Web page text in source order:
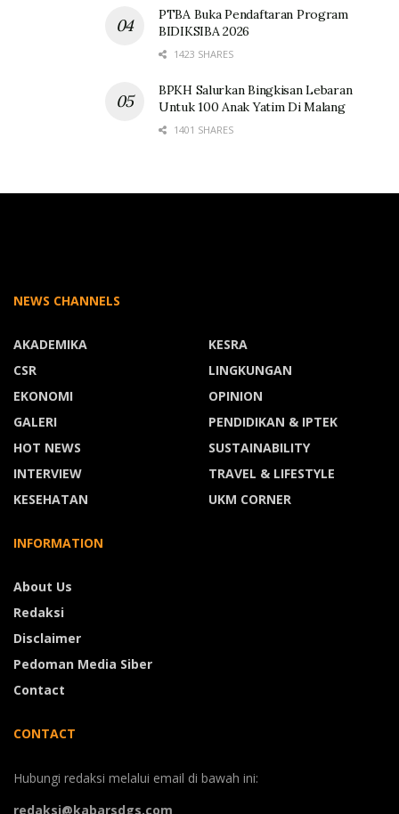
PTBA Buka Pendaftaran Program
BIDIKSIBA 2026
1423 SHARES
BPKH Salurkan Bingkisan Lebaran
Untuk 100 Anak Yatim Di Malang
1401 SHARES
NEWS CHANNELS
AKADEMIKA
CSR
EKONOMI
GALERI
HOT NEWS
INTERVIEW
KESEHATAN
KESRA
LINGKUNGAN
OPINION
PENDIDIKAN & IPTEK
SUSTAINABILITY
TRAVEL & LIFESTYLE
UKM CORNER
INFORMATION
About Us
Redaksi
Disclaimer
Pedoman Media Siber
Contact
CONTACT
Hubungi redaksi melalui email di bawah ini:
redaksi@kabarsdgs.com